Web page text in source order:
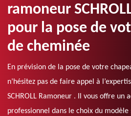
ramoneur
pour la pose de
de cheminée
En prévision de la pose de votre
n’hésitez pas de faire appel à
SCHROLL Ramoneur . Il vous offre un
professionnel dans le choix du